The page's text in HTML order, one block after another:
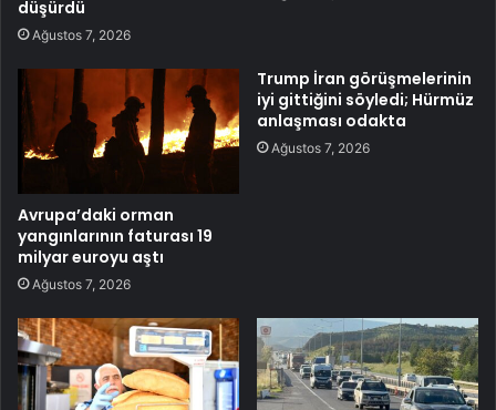
düşürdü
Ağustos 7, 2026
Avrupa’daki orman
yangınlarının faturası 19
milyar euroyu aştı
Ağustos 7, 2026
Trump İran görüşmelerinin
iyi gittiğini söyledi; Hürmüz
anlaşması odakta
Ağustos 7, 2026